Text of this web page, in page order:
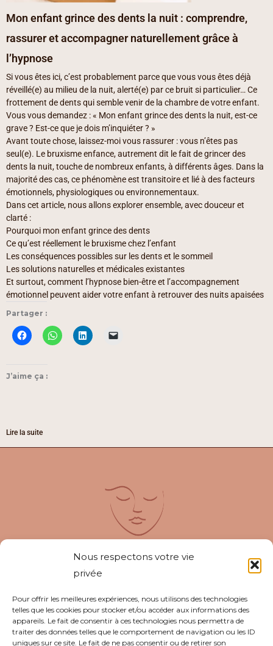
Nous respectons votre vie
privée
Pour offrir les meilleures expériences, nous utilisons des technologies
telles que les cookies pour stocker et/ou accéder aux informations des
appareils. Le fait de consentir à ces technologies nous permettra de
traiter des données telles que le comportement de navigation ou les ID
uniques sur ce site. Le fait de ne pas consentir ou de retirer son
Mon enfant grince des dents la nuit : comprendre,
rassurer et accompagner naturellement grâce à
l’hypnose
Si vous êtes ici, c’est probablement parce que vous vous êtes déjà
réveillé(e) au milieu de la nuit, alerté(e) par ce bruit si particulier… Ce
frottement de dents qui semble venir de la chambre de votre enfant.
Vous vous demandez : « Mon enfant grince des dents la nuit, est-ce
grave ? Est-ce que je dois m’inquiéter ? »
Avant toute chose, laissez-moi vous rassurer : vous n’êtes pas
seul(e). Le bruxisme enfance, autrement dit le fait de grincer des
dents la nuit, touche de nombreux enfants, à différents âges. Dans la
majorité des cas, ce phénomène est transitoire et lié à des facteurs
émotionnels, physiologiques ou environnementaux.
Dans cet article, nous allons explorer ensemble, avec douceur et
clarté :
Pourquoi mon enfant grince des dents
Ce qu’est réellement le bruxisme chez l’enfant
Les conséquences possibles sur les dents et le sommeil
Les solutions naturelles et médicales existantes
Et surtout, comment l’hypnose bien-être et l’accompagnement
émotionnel peuvent aider votre enfant à retrouver des nuits apaisées
Partager :
J’aime ça :
Lire la suite
SIRET : 93828577200019
© 2026 Noellie Decroix - Hypnose ericksonienne
et PNL